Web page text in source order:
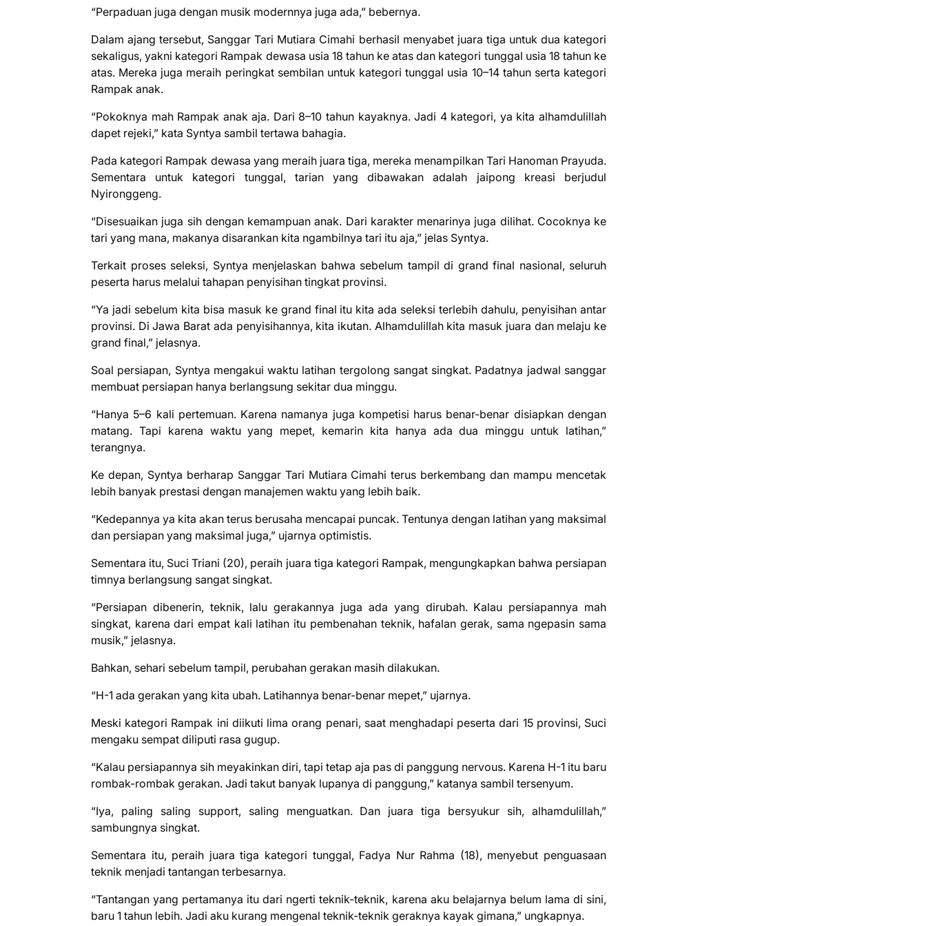
“Perpaduan juga dengan musik modernnya juga ada,” bebernya.
Dalam ajang tersebut, Sanggar Tari Mutiara Cimahi berhasil menyabet juara tiga untuk dua kategori
sekaligus, yakni kategori Rampak dewasa usia 18 tahun ke atas dan kategori tunggal usia 18 tahun ke
atas. Mereka juga meraih peringkat sembilan untuk kategori tunggal usia 10–14 tahun serta kategori
Rampak anak.
“Pokoknya mah Rampak anak aja. Dari 8–10 tahun kayaknya. Jadi 4 kategori, ya kita alhamdulillah
dapet rejeki,” kata Syntya sambil tertawa bahagia.
Pada kategori Rampak dewasa yang meraih juara tiga, mereka menampilkan Tari Hanoman Prayuda.
Sementara untuk kategori tunggal, tarian yang dibawakan adalah jaipong kreasi berjudul
Nyironggeng.
“Disesuaikan juga sih dengan kemampuan anak. Dari karakter menarinya juga dilihat. Cocoknya ke
tari yang mana, makanya disarankan kita ngambilnya tari itu aja,” jelas Syntya.
Terkait proses seleksi, Syntya menjelaskan bahwa sebelum tampil di grand final nasional, seluruh
peserta harus melalui tahapan penyisihan tingkat provinsi.
“Ya jadi sebelum kita bisa masuk ke grand final itu kita ada seleksi terlebih dahulu, penyisihan antar
provinsi. Di Jawa Barat ada penyisihannya, kita ikutan. Alhamdulillah kita masuk juara dan melaju ke
grand final,” jelasnya.
Soal persiapan, Syntya mengakui waktu latihan tergolong sangat singkat. Padatnya jadwal sanggar
membuat persiapan hanya berlangsung sekitar dua minggu.
“Hanya 5–6 kali pertemuan. Karena namanya juga kompetisi harus benar-benar disiapkan dengan
matang. Tapi karena waktu yang mepet, kemarin kita hanya ada dua minggu untuk latihan,”
terangnya.
Ke depan, Syntya berharap Sanggar Tari Mutiara Cimahi terus berkembang dan mampu mencetak
lebih banyak prestasi dengan manajemen waktu yang lebih baik.
“Kedepannya ya kita akan terus berusaha mencapai puncak. Tentunya dengan latihan yang maksimal
dan persiapan yang maksimal juga,” ujarnya optimistis.
Sementara itu, Suci Triani (20), peraih juara tiga kategori Rampak, mengungkapkan bahwa persiapan
timnya berlangsung sangat singkat.
“Persiapan dibenerin, teknik, lalu gerakannya juga ada yang dirubah. Kalau persiapannya mah
singkat, karena dari empat kali latihan itu pembenahan teknik, hafalan gerak, sama ngepasin sama
musik,” jelasnya.
Bahkan, sehari sebelum tampil, perubahan gerakan masih dilakukan.
“H-1 ada gerakan yang kita ubah. Latihannya benar-benar mepet,” ujarnya.
Meski kategori Rampak ini diikuti lima orang penari, saat menghadapi peserta dari 15 provinsi, Suci
mengaku sempat diliputi rasa gugup.
“Kalau persiapannya sih meyakinkan diri, tapi tetap aja pas di panggung nervous. Karena H-1 itu baru
rombak-rombak gerakan. Jadi takut banyak lupanya di panggung,” katanya sambil tersenyum.
“Iya, paling saling support, saling menguatkan. Dan juara tiga bersyukur sih, alhamdulillah,”
sambungnya singkat.
Sementara itu, peraih juara tiga kategori tunggal, Fadya Nur Rahma (18), menyebut penguasaan
teknik menjadi tantangan terbesarnya.
“Tantangan yang pertamanya itu dari ngerti teknik-teknik, karena aku belajarnya belum lama di sini,
baru 1 tahun lebih. Jadi aku kurang mengenal teknik-teknik geraknya kayak gimana,” ungkapnya.